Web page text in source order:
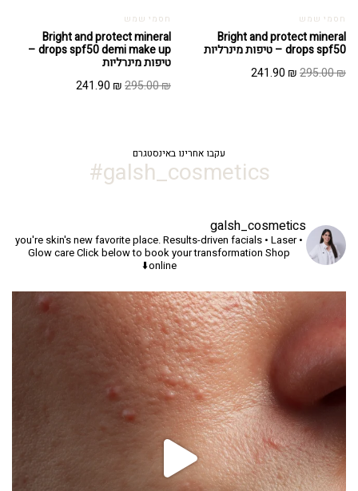
חסמי שמש
Bright and protect mineral
drops spf50 – טיפות מינרליות
295.00₪
המחיר241.90 ₪
המחיר
חסמי שמש
Bright and protect mineral
drops spf50 demi make up –
טיפות מינרליות
295.00₪
המחיר241.90 ₪
המחיר
עקבו אחרינו באינסטגרם
galsh_cosmetics#
galsh_cosmetics
you're skin's new favorite place.Results-driven facials • Laser •
Glow careClick below to book your transformation Shop
online⬇️